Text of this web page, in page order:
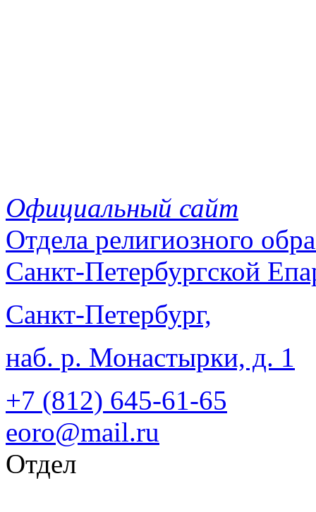
Официальный сайт
Отдела религиозного
Санкт-Петербургской
Санкт-Петербург,
наб. р. Монастырки, д. 1
+7 (812) 645-61-65
eoro@mail.ru
Отдел